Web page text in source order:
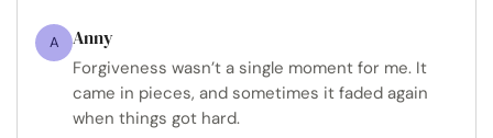
A Anny
Forgiveness wasn’t a single moment for me. It
came in pieces, and sometimes it faded again
when things got hard.